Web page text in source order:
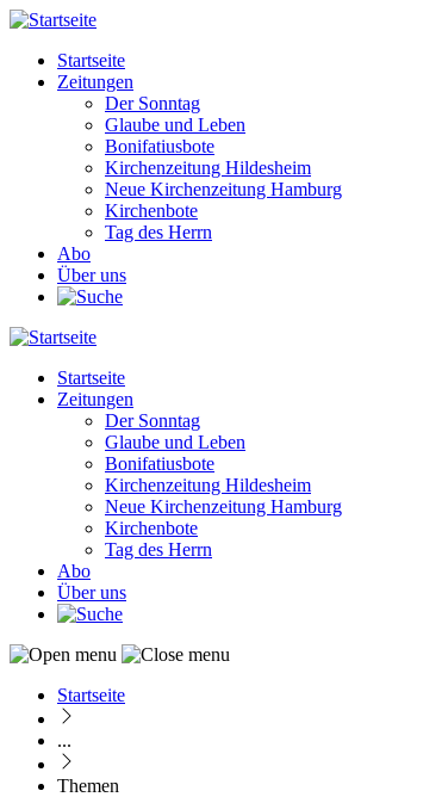
Direkt
Inhalt
Main
navigation
Startseite
Zeitungen
Der Sonntag
Glaube und Leben
Bonifatiusbote
Kirchenzeitung Hildesheim
Neue Kirchenzeitung Hamburg
Kirchenbote
Tag des Herrn
Abo
Über uns
Main
navigation
Startseite
Zeitungen
Der Sonntag
Glaube und Leben
Bonifatiusbote
Kirchenzeitung Hildesheim
Neue Kirchenzeitung Hamburg
Kirchenbote
Tag des Herrn
Abo
Über uns
Pfadnavigation
Startseite
...
Themen